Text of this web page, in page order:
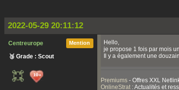
2022-05-29 20:11:12
Mention
Centreurope
🥉 Grade : Scout
Hello,
je propose 1 fois par mois
Il y a également une
Premiums - Offres XXL
OnlineStrat : Actualités et